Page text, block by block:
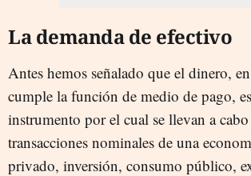
La demanda de efectivo
Antes hemos señalado que el dinero,
cumple la función de medio de pago,
instrumento por el cual se llevan a
transacciones nominales de una
privado, inversión, consumo público,